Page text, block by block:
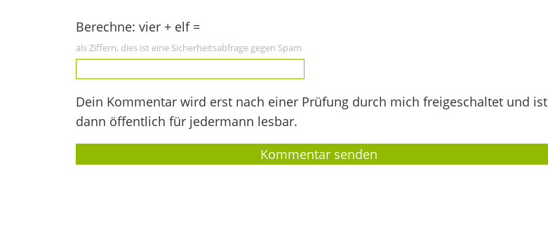
Berechne: vier + elf =
als Ziffern, dies ist eine Sicherheitsabfrage gegen Spam
Dein Kommentar wird erst nach einer Prüfung durch mich freigeschaltet und ist
dann öffentlich für jedermann lesbar.